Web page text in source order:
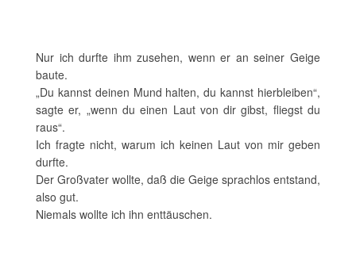
Nur ich durfte ihm zusehen, wenn er an seiner Geige
baute.
„Du kannst deinen Mund halten, du kannst hierbleiben“,
sagte er, „wenn du einen Laut von dir gibst, fliegst du
raus“.
Ich fragte nicht, warum ich keinen Laut von mir geben
durfte.
Der Großvater wollte, daß die Geige sprachlos entstand,
also gut.
Niemals wollte ich ihn enttäuschen.